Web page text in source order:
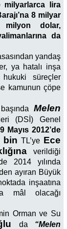
milyarlarca lira
8 milyar
dolar,
da
yandaş
ya hatalı inşa
süreçler
kamunun çöpe
Melen
(DSİ) Genel
Mayıs 2012’de
bin TL’ye Ece
verildiği
2014 yılında
ayıran Büyük
inşaatına
mâl olacağı
Orman ve Su
da “Melen